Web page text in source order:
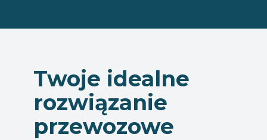
Twoje idealne
rozwiązanie
przewozowe